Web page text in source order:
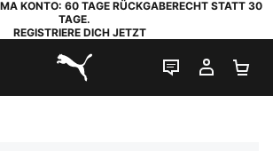
KONTO: 60 TAGE RÜCKGABERECHT STATT 30
TAGE.
REGISTRIERE DICH JETZT
PUMA.com
LIVE-CHAT
MEIN